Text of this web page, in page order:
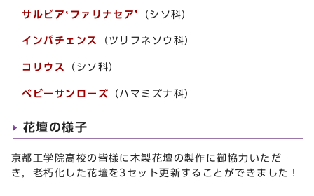
サルビア‛ファリナセア’ （シソ科）
インパチェンス （ツリフネソウ科）
コリウス （シソ科）
ベビーサンローズ （ハマミズナ科）
花壇の様子
京都工学院高校の皆様に木製花壇の製作に御協力いただ
き，老朽化した花壇を3セット更新することができました！